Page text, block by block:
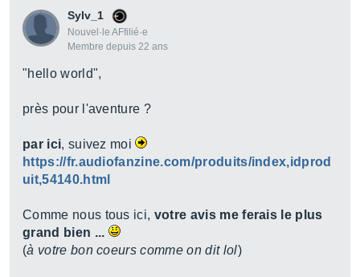
Sylv_1
Nouvel·le AFfilié·e
Membre depuis 22 ans
"hello world",
près pour l'aventure ?
par ici, suivez moi
https://fr.audiofanzine.com/produits/index,idprod
uit,54140.html
Comme nous tous ici, votre avis me ferais le plus
grand bien ...
(à votre bon coeurs comme on dit lol)